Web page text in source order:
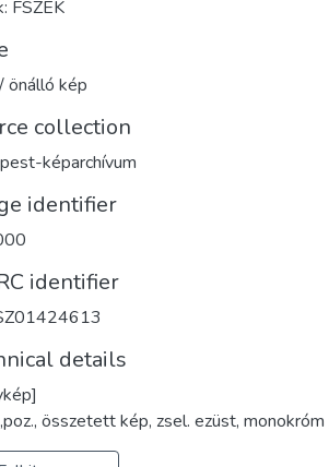
FSZEK
önálló kép
collection
képarchívum
identifier
identifier
details
összetett kép, zsel. ezüst, monokróm